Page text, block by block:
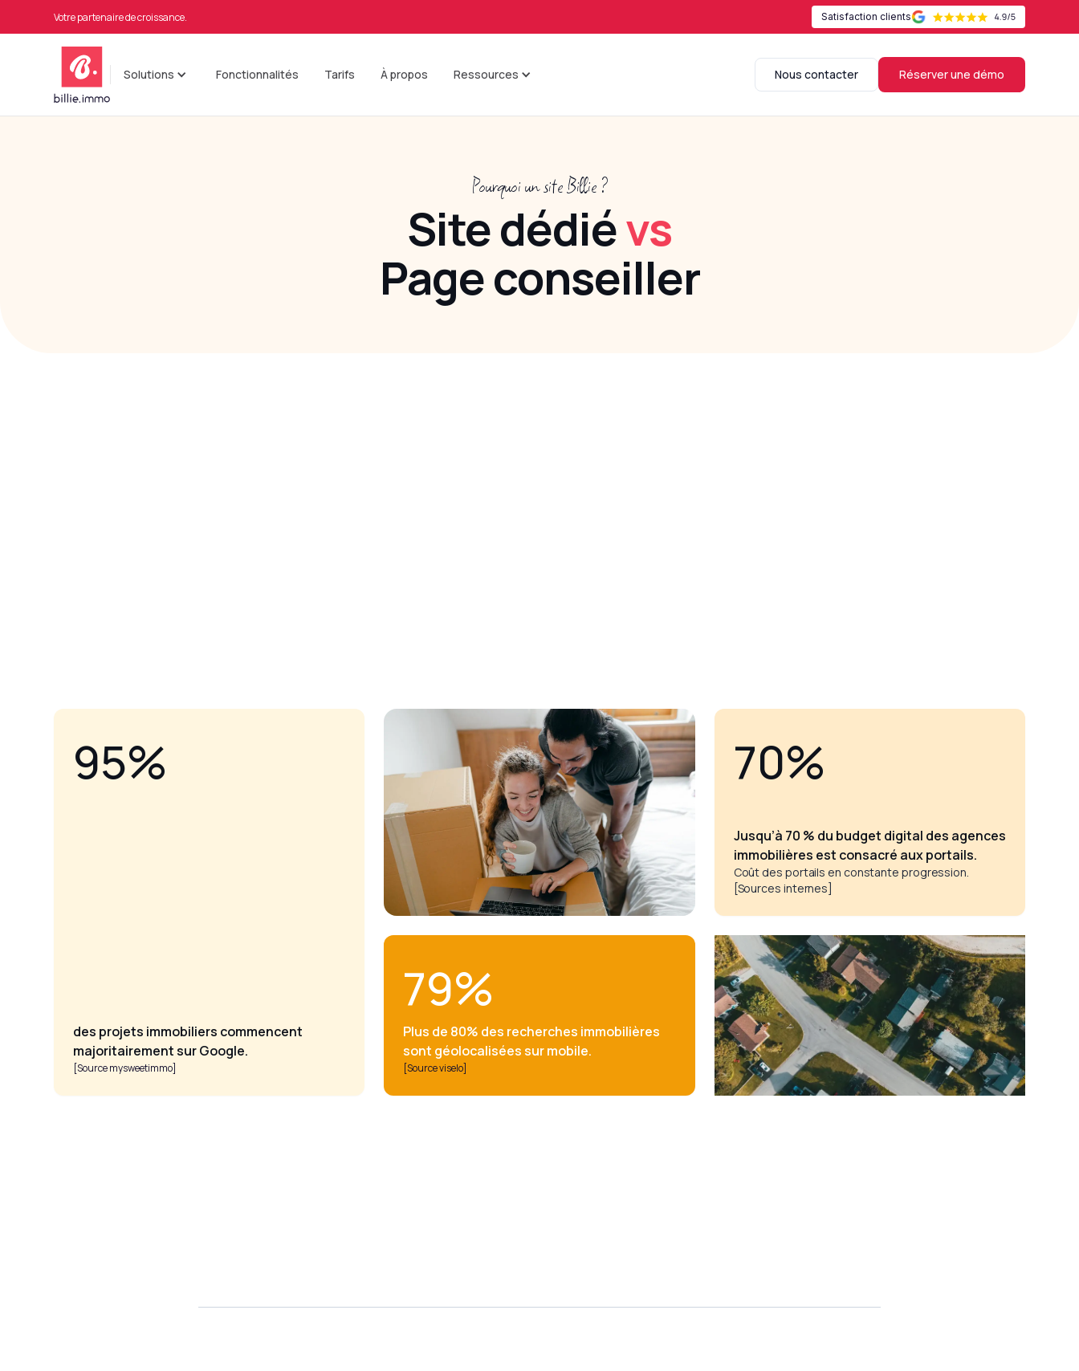
Votre partenaire de croissance. Satisfaction clients
Solutions Fonctionnalités Tarifs À propos Ressources Nous contacter Réserver une démo
Pourquoi un site Billie ?
Site dédiévs
Page conseiller
95%
des projets immobiliers commencent
majoritairement sur Google.
[Source mysweetimmo​]
70%
Jusqu’à 70 % du budget digital des agences
immobilières est consacré aux portails.
Coût des portails en constante progression.
[Sources internes]
79%
Plus de 80% des recherches immobilières
sont géolocalisées sur mobile.
[Source viselo​]